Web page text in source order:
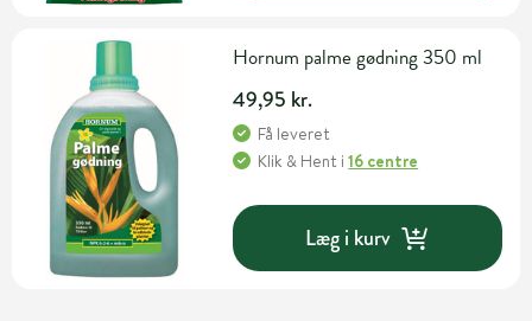
Hornum palme gødning 350 ml
49,95 kr.
Få leveret
Klik & Hent i16 centre
Læg i kurv